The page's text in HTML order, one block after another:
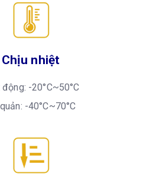
Chịu nhiệt
-20°C~50°C
-40°C~70°C